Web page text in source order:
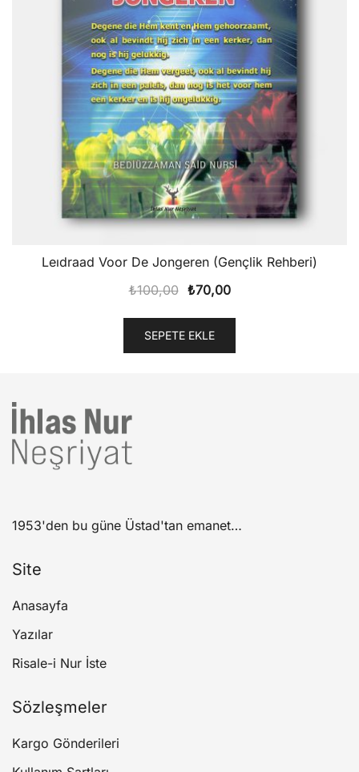
Leıdraad Voor De Jongeren (Gençlik Rehberi)
₺100,00 Orijinal
₺100,00.
₺70,00Şu
₺70,00.
SEPETE EKLE
1953'den bu güne Üstad'tan emanet…
Site
Anasayfa
Yazılar
Risale-i Nur İste
Sözleşmeler
Kargo Gönderileri